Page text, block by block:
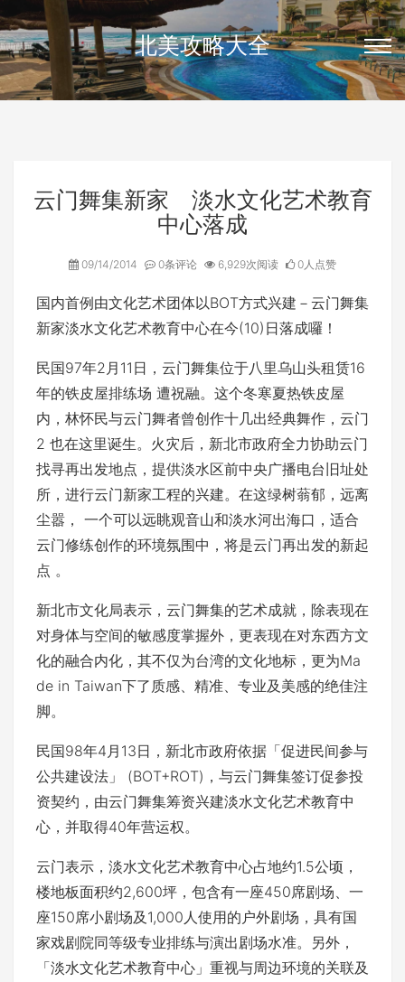
北美攻略大全
云门舞集新家 淡水文化艺术教育
中心落成
09/14/2014 0条评论 6,929次阅读 0人点赞
国内首例由文化艺术团体以BOT方式兴建－云门舞集
新家淡水文化艺术教育中心在今(10)日落成囉！
民国97年2月11日，云门舞集位于八里乌山头租赁16
年的铁皮屋排练场 遭祝融。这个冬寒夏热铁皮屋
内，林怀民与云门舞者曾创作十几出经典舞作，云门
2 也在这里诞生。火灾后，新北市政府全力协助云门
找寻再出发地点，提供淡水区前中央广播电台旧址处
所，进行云门新家工程的兴建。在这绿树蓊郁，远离
尘嚣， 一个可以远眺观音山和淡水河出海口，适合
云门修练创作的环境氛围中，将是云门再出发的新起
点 。
新北市文化局表示，云门舞集的艺术成就，除表现在
对身体与空间的敏感度掌握外，更表现在对东西方文
化的融合内化，其不仅为台湾的文化地标，更为Ma
de in Taiwan下了质感、精准、专业及美感的绝佳注
脚。
民国98年4月13日，新北市政府依据「促进民间参与
公共建设法」 (BOT+ROT)，与云门舞集签订促参投
资契约，由云门舞集筹资兴建淡水文化艺术教育中
心，并取得40年营运权。
云门表示，淡水文化艺术教育中心占地约1.5公顷，
楼地板面积约2,600坪，包含有一座450席剧场、一
座150席小剧场及1,000人使用的户外剧场，具有国
家戏剧院同等级专业排练与演出剧场水准。另外，
「淡水文化艺术教育中心」重视与周边环境的关联及